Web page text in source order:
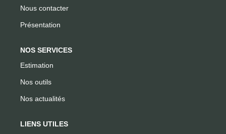
Nous contacter
Présentation
NOS SERVICES
Estimation
Nos outils
Nos actualités
LIENS UTILES